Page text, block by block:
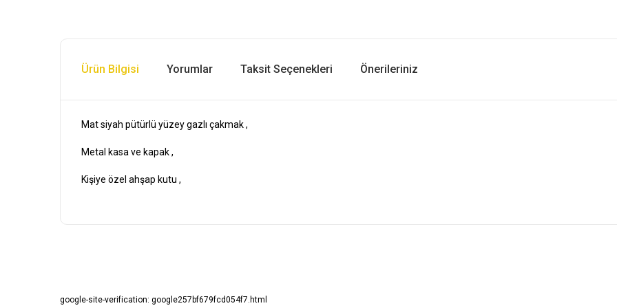
Ürün Bilgisi Yorumlar Taksit Seçenekleri Önerileriniz
Mat siyah pütürlü yüzey gazlı çakmak ,
Metal kasa ve kapak ,
Kişiye özel ahşap kutu ,
google-site-verification: google257bf679fcd054f7.html